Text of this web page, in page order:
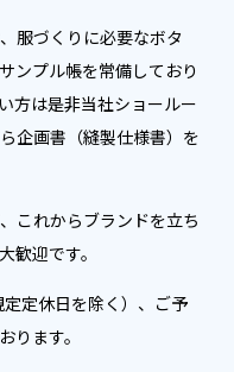
服づくりに必要なボタ
ンプル帳を常備しており
方は是非当社ショールー
企画書（縫製仕様書）を
これからブランドを立ち
歓迎です。
定休日を除く）、ご予
ります。